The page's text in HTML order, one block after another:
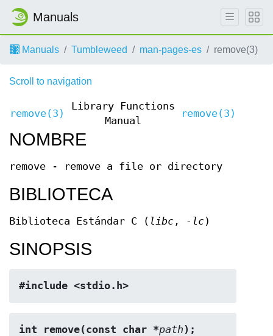
Manuals
Manuals Tumbleweed man-pages-es remove(3)
Scroll to navigation
remove(3)
Library Functions
Manual
remove(3)
NOMBRE
remove - remove a file or directory
BIBLIOTECA
Biblioteca Estándar C ( libc , -lc)
SINOPSIS
#include <stdio.h>
int remove(const char *path);